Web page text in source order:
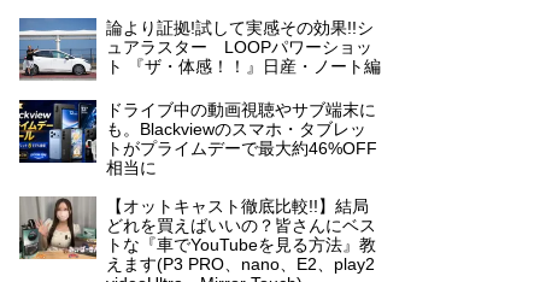
論より証拠!試して実感その効果!!シ
ュアラスター LOOPパワーショッ
ト 『ザ・体感！！』日産・ノート編
ドライブ中の動画視聴やサブ端末に
も。Blackviewのスマホ・タブレッ
トがプライムデーで最大約46%OFF
相当に
【オットキャスト徹底比較!!】結局
どれを買えばいいの？皆さんにベス
トな『車でYouTubeを見る方法』教
えます(P3 PRO、nano、E2、play2